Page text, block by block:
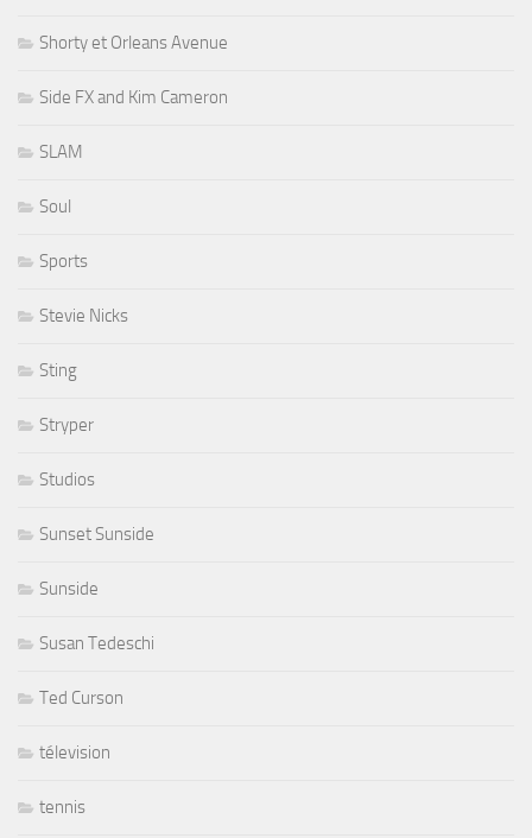
Shorty et Orleans Avenue
Side FX and Kim Cameron
SLAM
Soul
Sports
Stevie Nicks
Sting
Stryper
Studios
Sunset Sunside
Sunside
Susan Tedeschi
Ted Curson
télevision
tennis